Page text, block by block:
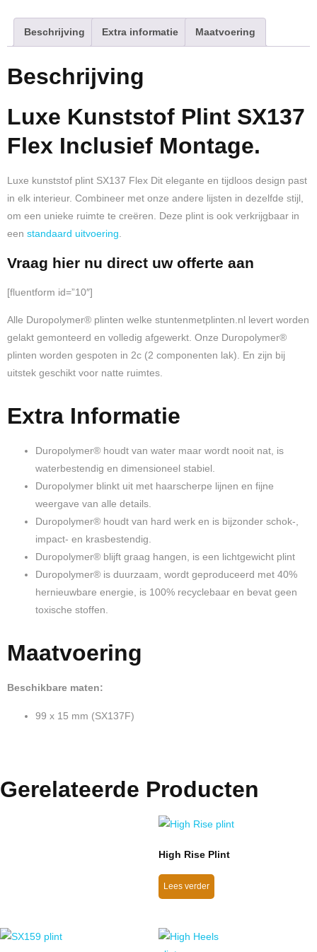
Beschrijving Extra informatie Maatvoering
Beschrijving
Luxe Kunststof Plint SX137
Flex Inclusief Montage.
Luxe kunststof plint SX137 Flex Dit elegante en tijdloos design past
in elk interieur. Combineer met onze andere lijsten in dezelfde stijl,
om een unieke ruimte te creëren. Deze plint is ook verkrijgbaar in
een standaard uitvoering.
Vraag hier nu direct uw offerte aan
[fluentform id=”10″]
Alle Duropolymer® plinten welke stuntenmetplinten.nl levert worden
gelakt gemonteerd en volledig afgewerkt. Onze Duropolymer®
plinten worden gespoten in 2c (2 componenten lak). En zijn bij
uitstek geschikt voor natte ruimtes.
Extra Informatie
Duropolymer® houdt van water maar wordt nooit nat, is
waterbestendig en dimensioneel stabiel.
Duropolymer blinkt uit met haarscherpe lijnen en fijne
weergave van alle details.
Duropolymer® houdt van hard werk en is bijzonder schok-,
impact- en krasbestendig.
Duropolymer® blijft graag hangen, is een lichtgewicht plint
Duropolymer® is duurzaam, wordt geproduceerd met 40%
hernieuwbare energie, is 100% recyclebaar en bevat geen
toxische stoffen.
Maatvoering
Beschikbare maten:
99 x 15 mm (SX137F)
Gerelateerde Producten
High Rise Plint
Lees verder